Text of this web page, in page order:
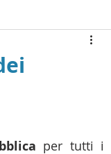
per tutti i